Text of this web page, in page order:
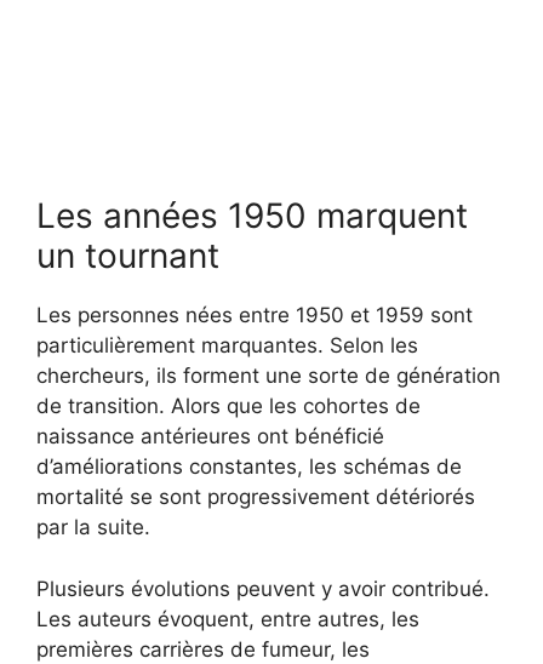
Les années 1950 marquent
un tournant
Les personnes nées entre 1950 et 1959 sont
particulièrement marquantes. Selon les
chercheurs, ils forment une sorte de génération
de transition. Alors que les cohortes de
naissance antérieures ont bénéficié
d’améliorations constantes, les schémas de
mortalité se sont progressivement détériorés
par la suite.
Plusieurs évolutions peuvent y avoir contribué.
Les auteurs évoquent, entre autres, les
premières carrières de fumeur, les